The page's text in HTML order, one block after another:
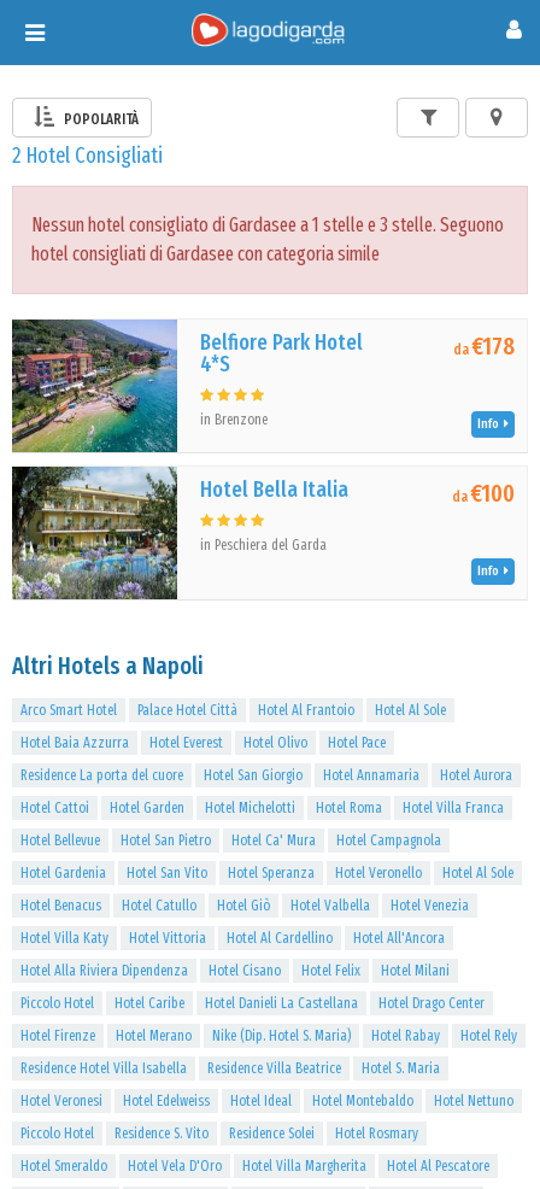
Toggle
navigation
POPOLARITÀ
2 Hotel Consigliati
Nessun hotel consigliato di Gardasee a 1 stelle e 3 stelle. Seguono
hotel consigliati di Gardasee con categoria simile
Belfiore Park Hotel
4*S
in Brenzone
da€178
Info
Hotel Bella Italia
in Peschiera del Garda
da€100
Info
Altri Hotels a Napoli
Arco Smart Hotel Palace Hotel Città Hotel Al Frantoio
Hotel Al Sole
Hotel Baia Azzurra
Hotel Everest Hotel Olivo
Hotel Pace
Residence La porta del cuore
Hotel San Giorgio Hotel Annamaria
Hotel Aurora
Hotel Cattoi
Hotel Garden Hotel Michelotti Hotel Roma
Hotel Villa Franca
Hotel Bellevue
Hotel San Pietro Hotel Ca' Mura
Hotel Campagnola
Hotel Gardenia
Hotel San Vito Hotel Speranza Hotel Veronello
Hotel Al Sole
Hotel Benacus
Hotel Catullo Hotel Giò Hotel Valbella
Hotel Venezia
Hotel Villa Katy
Hotel Vittoria Hotel Al Cardellino
Hotel All'Ancora
Hotel Alla Riviera Dipendenza
Hotel Cisano Hotel Felix
Hotel Milani
Piccolo Hotel
Hotel Caribe Hotel Danieli La Castellana
Hotel Drago Center
Hotel Firenze
Hotel Merano Nike (Dip. Hotel S. Maria) Hotel Rabay
Hotel Rely
Residence Hotel Villa Isabella
Residence Villa Beatrice
Hotel S. Maria
Hotel Veronesi
Hotel Edelweiss Hotel Ideal Hotel Montebaldo
Hotel Nettuno
Piccolo Hotel
Residence S. Vito Residence Solei
Hotel Rosmary
Hotel Smeraldo
Hotel Vela D'Oro Hotel Villa Margherita
Hotel Al Pescatore